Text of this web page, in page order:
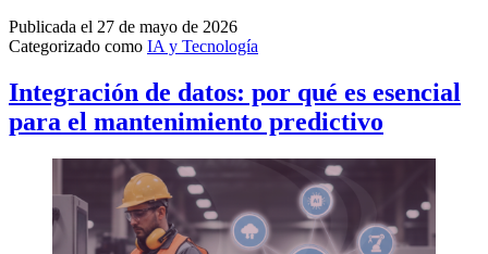
predictivo:
Dynamox
Cowork
el
Publicada el 27 de mayo de 2026
Categorizado como IA y Tecnología
Integración de datos: por qué es esencial
para el mantenimiento predictivo